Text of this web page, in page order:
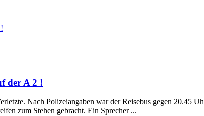
der A 2 !
Nach Polizeiangaben war der Reisebus gegen 20.45
zum Stehen gebracht. Ein Sprecher ...